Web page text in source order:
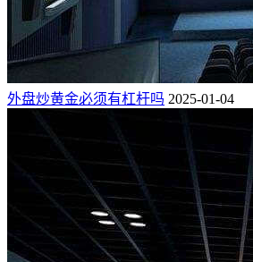
外盘炒黄金必须有杠杆吗 2025-01-04